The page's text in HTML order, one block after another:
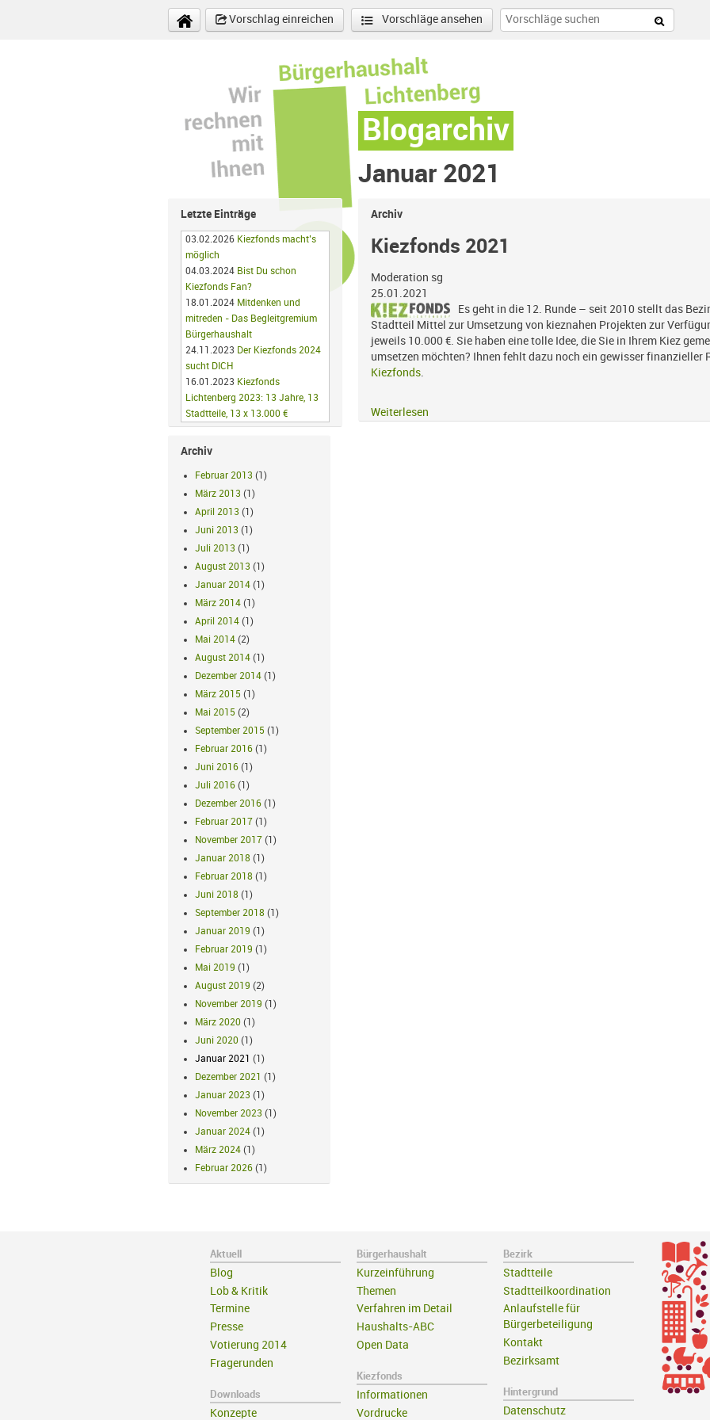
Vorschlag einreichen
Vorschläge ansehen
Blogarchiv
Letzte Einträge
03.02.2026 Kiezfonds macht’s
möglich
04.03.2024 Bist Du schon
Kiezfonds Fan?
18.01.2024 Mitdenken und
mitreden - Das Begleitgremium
Bürgerhaushalt
24.11.2023 Der Kiezfonds 2024
sucht DICH
16.01.2023 Kiezfonds
Lichtenberg 2023: 13 Jahre, 13
Stadtteile, 13 x 13.000 €
Archiv
Februar 2013 (1)
März 2013 (1)
April 2013 (1)
Juni 2013 (1)
Juli 2013 (1)
August 2013 (1)
Januar 2014 (1)
März 2014 (1)
April 2014 (1)
Mai 2014 (2)
August 2014 (1)
Dezember 2014 (1)
März 2015 (1)
Mai 2015 (2)
September 2015 (1)
Februar 2016 (1)
Juni 2016 (1)
Juli 2016 (1)
Dezember 2016 (1)
Februar 2017 (1)
November 2017 (1)
Januar 2018 (1)
Februar 2018 (1)
Juni 2018 (1)
September 2018 (1)
Januar 2019 (1)
Februar 2019 (1)
Mai 2019 (1)
August 2019 (2)
November 2019 (1)
März 2020 (1)
Juni 2020 (1)
Januar 2021 (1)
Dezember 2021 (1)
Januar 2023 (1)
November 2023 (1)
Januar 2024 (1)
März 2024 (1)
Februar 2026 (1)
Januar 2021
Archiv
Kiezfonds 2021
Moderation sg
25.01.2021
Es geht in die 12. Runde – seit 2010 stellt das
Stadtteil Mittel zur Umsetzung von kieznahen Projekten zur
jeweils 10.000 €. Sie haben eine tolle Idee, die Sie in Ihrem Kiez
umsetzen möchten? Ihnen fehlt dazu noch ein gewisser finanzieller
Kiezfonds.
Weiterlesen
Aktuell
Blog
Lob & Kritik
Termine
Presse
Votierung 2014
Fragerunden
Downloads
Konzepte
Bürgerhaushalt
Kurzeinführung
Themen
Verfahren im Detail
Haushalts-ABC
Open Data
Kiezfonds
Informationen
Vordrucke
Bezirk
Stadtteile
Stadtteilkoordination
Anlaufstelle für
Bürgerbeteiligung
Kontakt
Bezirksamt
Hintergrund
Datenschutz